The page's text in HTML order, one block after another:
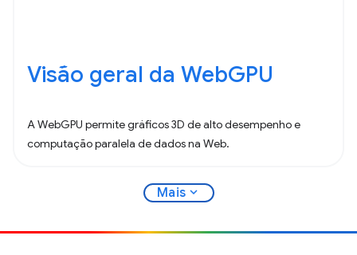
Visão geral da WebGPU
A WebGPU permite gráficos 3D de alto desempenho e
computação paralela de dados na Web.
Mais expand_more